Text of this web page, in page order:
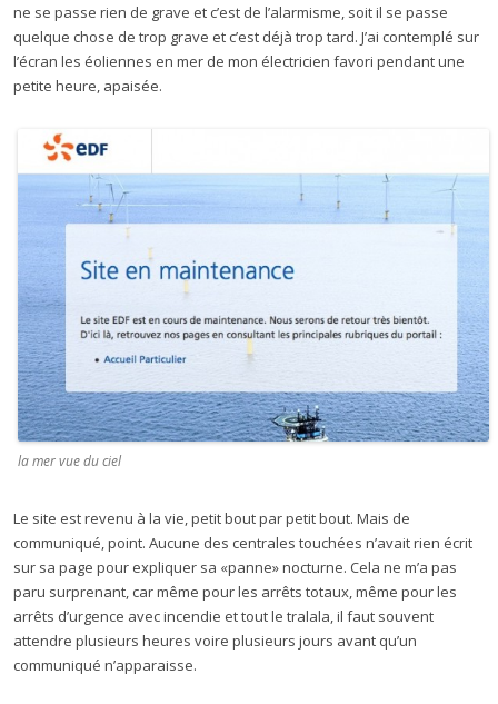
ne se passe rien de grave et c’est de l’alarmisme, soit il se passe
quelque chose de trop grave et c’est déjà trop tard. J’ai contemplé sur
l’écran les éoliennes en mer de mon électricien favori pendant une
petite heure, apaisée.
la mer vue du ciel
Le site est revenu à la vie, petit bout par petit bout. Mais de
communiqué, point. Aucune des centrales touchées n’avait rien écrit
sur sa page pour expliquer sa «panne» nocturne. Cela ne m’a pas
paru surprenant, car même pour les arrêts totaux, même pour les
arrêts d’urgence avec incendie et tout le tralala, il faut souvent
attendre plusieurs heures voire plusieurs jours avant qu’un
communiqué n’apparaisse.